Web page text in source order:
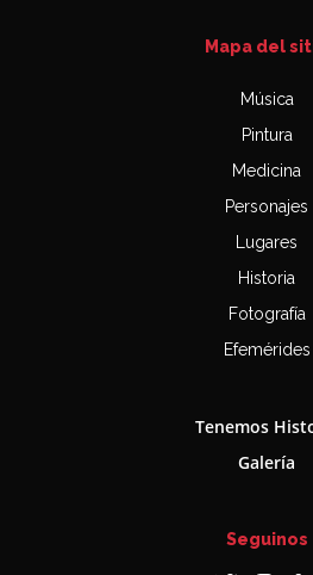
Mapa del
Música
Pintura
Medicina
Personajes
Lugares
Historia
Fotografía
Efemérides
Tenemos
Galería
Seguinos